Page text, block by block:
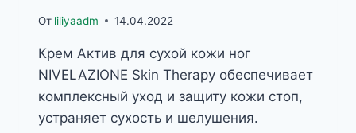
От liliyaadm 14.04.2022
Крем Актив для сухой кожи ног
NIVELAZIONE Skin Therapy обеспечивает
комплексный уход и защиту кожи стоп,
устраняет сухость и шелушения.